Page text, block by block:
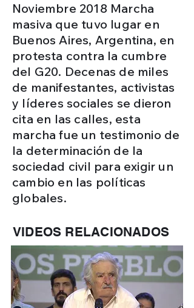
Noviembre 2018 Marcha
masiva que tuvo lugar en
Buenos Aires, Argentina, en
protesta contra la cumbre
del G20. Decenas de miles
de manifestantes, activistas
y líderes sociales se dieron
cita en las calles, esta
marcha fue un testimonio de
la determinación de la
sociedad civil para exigir un
cambio en las políticas
globales.
VIDEOS RELACIONADOS